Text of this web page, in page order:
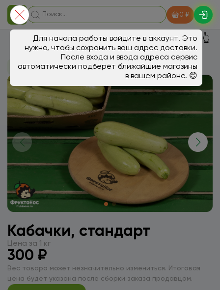
0 ₽
Для начала работы войдите в аккаунт! Это
нужно, чтобы сохранить ваш адрес доставки.
После входа и ввода адреса сервис
автоматически подберёт ближайшие магазины
в вашем районе. 😊
👆
В магазин Овощи, грибы
Кабачки, стандарт
Цена за 1 кг
300 ₽
Вес товара может незначительно измениться. Итоговая
цена будет указана после сборки заказа продавцом.